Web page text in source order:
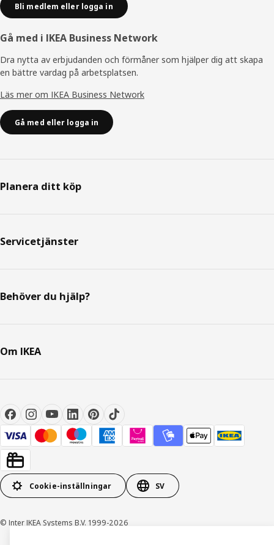
Bli medlem eller logga in
Gå med i IKEA Business Network
Dra nytta av erbjudanden och förmåner som hjälper dig att skapa
en bättre vardag på arbetsplatsen.
Läs mer om IKEA Business Network
Gå med eller logga in
Planera ditt köp
Servicetjänster
Behöver du hjälp?
Om IKEA
Cookie-inställningar SV
© Inter IKEA Systems B.V. 1999-2026